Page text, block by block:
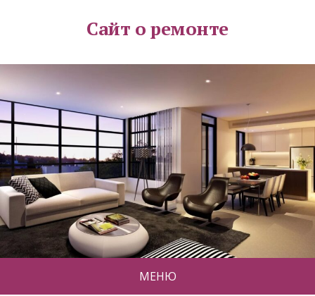
Сайт о ремонте
МЕНЮ